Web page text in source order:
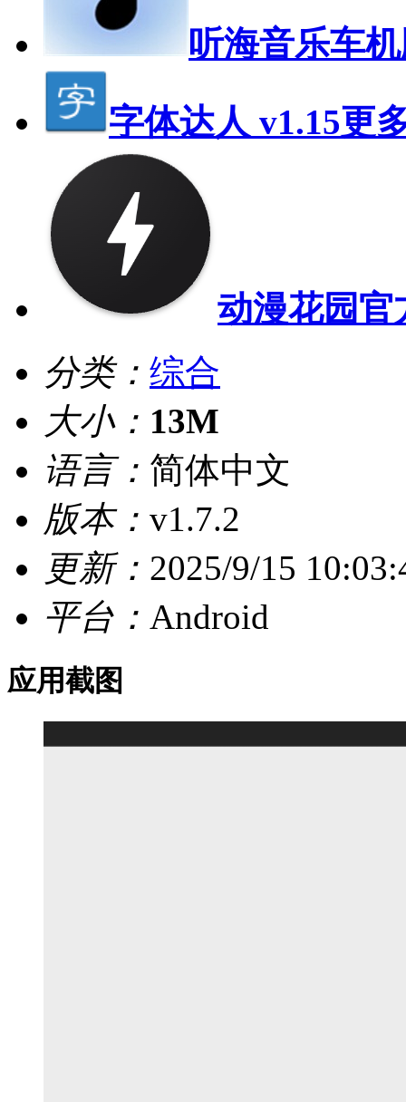
听海音乐车
字体达人 v1.15更
动漫花园官
分类： 综合
大小： 13M
语言： 简体中文
版本： v1.7.2
更新： 2025/9/15
平台： Android
应用截图